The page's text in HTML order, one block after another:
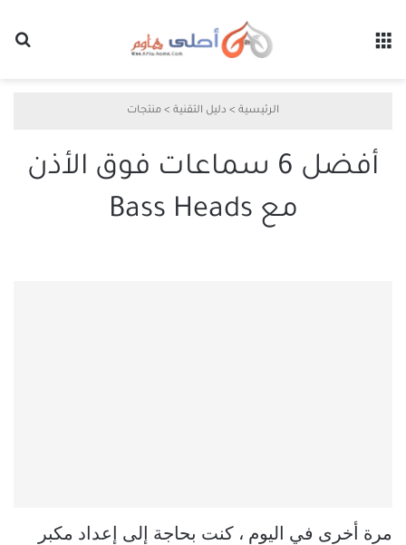
الرئيسية > دليل التقنية > منتجات
أفضل 6 سماعات فوق الأذن
مع Bass Heads
مرة أخرى في اليوم ، كنت بحاجة إلى إعداد مكبر